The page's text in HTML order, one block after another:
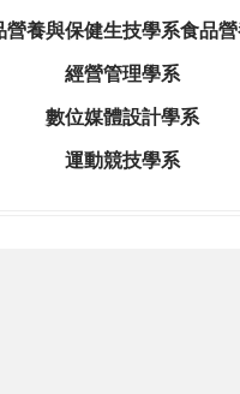
營養與保健生技學系食品
經營管理學系
數位媒體設計學系
運動競技學系